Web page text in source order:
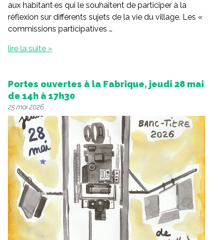
aux habitant·es qui le souhaitent de participer à la
réflexion sur différents sujets de la vie du village. Les «
commissions participatives …
lire la suite »
Portes ouvertes à la Fabrique, jeudi 28 mai
de 14h à 17h30
25 mai 2026